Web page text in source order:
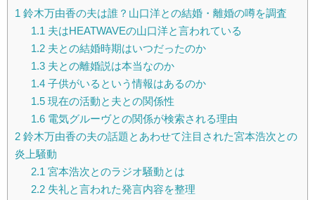
1 鈴木万由香の夫は誰？山口洋との結婚・離婚の噂を調査
1.1 夫はHEATWAVEの山口洋と言われている
1.2夫との結婚時期はいつだったのか
1.3夫との離婚説は本当なのか
1.4子供がいるという情報はあるのか
1.5現在の活動と夫との関係性
1.6電気グルーヴとの関係が検索される理由
2 鈴木万由香の夫の話題とあわせて注目された宮本浩次との
炎上騒動
2.1 宮本浩次とのラジオ騒動とは
2.2失礼と言われた発言内容を整理